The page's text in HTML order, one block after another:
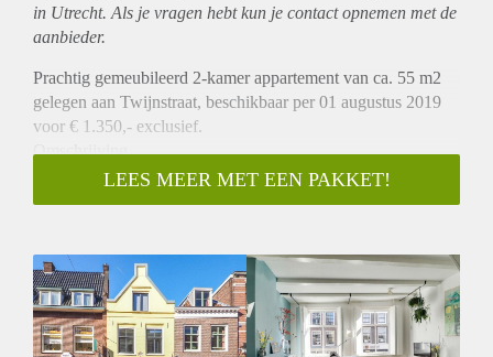
in Utrecht. Als je vragen hebt kun je contact opnemen met de
aanbieder.
Prachtig gemeubileerd 2-kamer appartement van ca. 55 m2
gelegen aan Twijnstraat, beschikbaar per 01 augustus 2019
voor € 1.350,- exclusief.
Omschrijving
Dit prachtige appartement is gelegen op de 1e verdieping aan
de achterzijde van het pand. Bij binnenkomst bevindt zich
je op de 2e verdieping. Op deze verdieping bevinden zich de
slaapkamer en aparte badkamer, welke is v.v. ligbad met
douche, wastafel en toilet.
Ligging
LEES MEER MET EEN PAKKET!